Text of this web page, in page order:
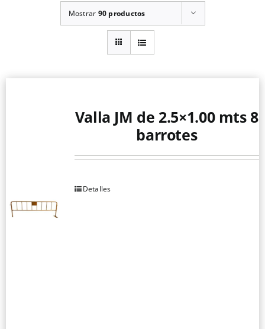
Mostrar 90 productos
Valla JM de 2.5×1.00 mts 8
barrotes
Detalles